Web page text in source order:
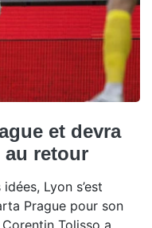
et devra
au retour
Lyon s’est
Prague pour son
Tolisso a